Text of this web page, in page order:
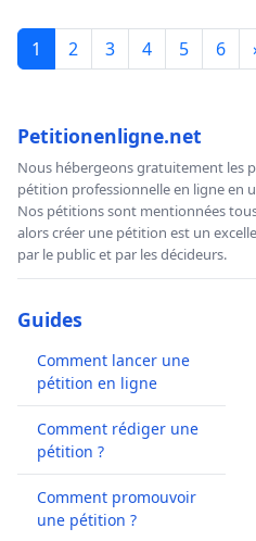
1 2 3 4 5 6
Petitionenligne.net
Nous hébergeons gratuitement les
pétition professionnelle en ligne en
Nos pétitions sont mentionnées
alors créer une pétition est un
par le public et par les décideurs.
Guides
Comment lancer une
pétition en ligne
Comment rédiger une
pétition ?
Comment promouvoir
une pétition ?